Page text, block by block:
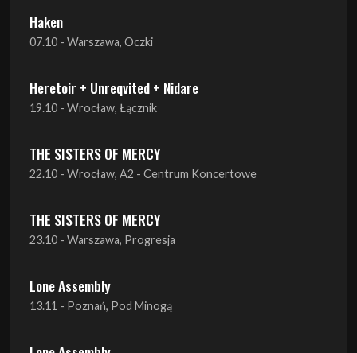
Heretoir + Unreqvited + Nidare
THE SISTERS OF MERCY
22.10 - Wrocław, A2 - Centrum Koncertowe
THE SISTERS OF MERCY
Lone Assembly
Lone Assembly
14.11 - Piekary Śląskie, OK Andaluzja
Lone Assembly